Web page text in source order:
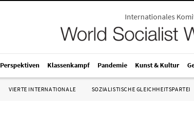
Internationales
Perspektiven Klassenkampf Pandemie Kunst & Kultur
VIERTE INTERNATIONALE SOZIALISTISCHE GLEICHHEITSPARTEI